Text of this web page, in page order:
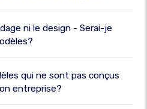
ni le design - Serai-je
qui ne sont pas conçus
entreprise?